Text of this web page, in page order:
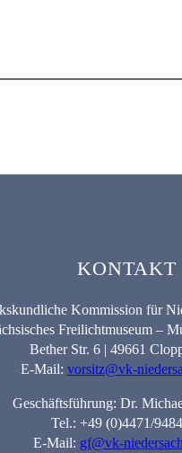
KONTAKT
Kommission für
Freilichtmuseum –
Bether Str. 6 | 49661
E-Mail: vorsitz@vk-
Geschäftsführung: Dr.
Tel.: +49 (0)4471/
E-Mail: gf@vk-